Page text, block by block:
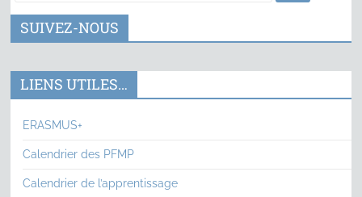
SUIVEZ-NOUS
LIENS UTILES…
ERASMUS+
Calendrier des PFMP
Calendrier de l’apprentissage